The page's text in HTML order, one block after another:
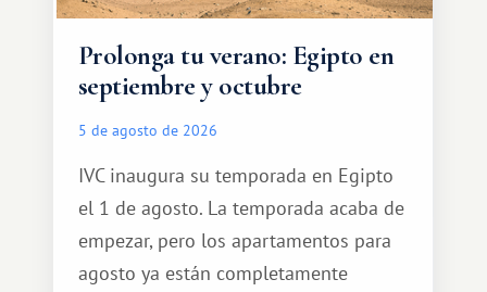
Prolonga tu verano: Egipto en
septiembre y octubre
5 de agosto de 2026
IVC inaugura su temporada en Egipto
el 1 de agosto. La temporada acaba de
empezar, pero los apartamentos para
agosto ya están completamente